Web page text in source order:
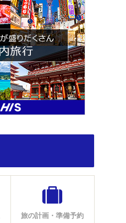
旅の計画・準備予約